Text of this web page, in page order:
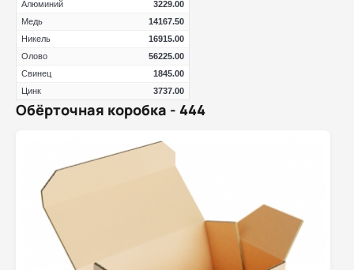
Алюминий
3229.00
Медь
14167.50
Никель
16915.00
Олово
56225.00
Свинец
1845.00
Цинк
3737.00
Обёрточная коробка - 444